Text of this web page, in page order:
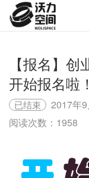
【报名】
开始报名啦！
已结束 2017年
阅读次数：1958